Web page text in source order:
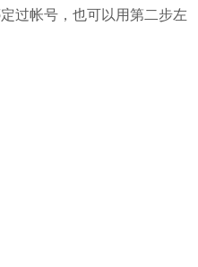
定过帐号，也可以用第二步左